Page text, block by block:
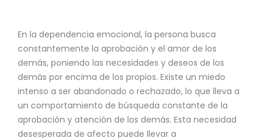
En la dependencia emocional, la persona busca
constantemente la aprobación y el amor de los
demás, poniendo las necesidades y deseos de los
demás por encima de los propios. Existe un miedo
intenso a ser abandonado o rechazado, lo que lleva a
un comportamiento de búsqueda constante de la
aprobación y atención de los demás. Esta necesidad
desesperada de afecto puede llevar a